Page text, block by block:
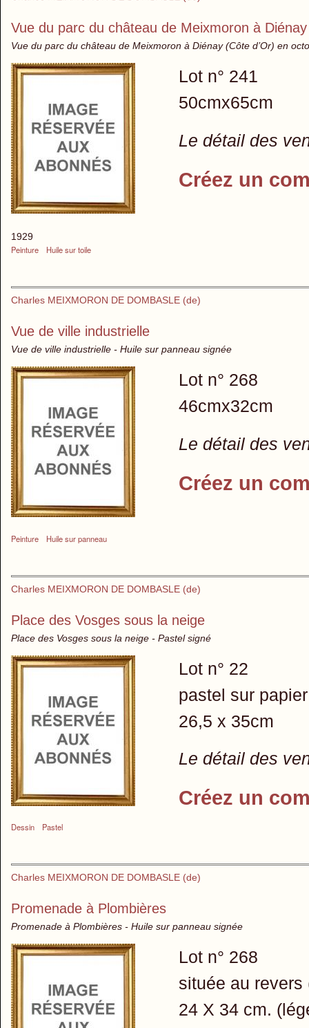
Vue du parc du château de Meixmoron à
Vue du parc du château de Meixmoron à Diénay (Côte d’Or) en
1929
Peinture
Huile sur toile
Lot n° 241
50cmx65cm
Le détail des
Créez un
Charles MEIXMORON DE DOMBASLE (de)
Vue de ville industrielle
Vue de ville industrielle - Huile sur panneau signée
Peinture Huile sur panneau
Lot n° 268
46cmx32cm
Le détail des
Créez un
Charles MEIXMORON DE DOMBASLE (de)
Place des Vosges sous la neige
Place des Vosges sous la neige - Pastel signé
Dessin Pastel
Lot n° 22
pastel sur
26,5 x 35cm
Le détail des
Créez un
Charles MEIXMORON DE DOMBASLE (de)
Promenade à Plombières
Promenade à Plombières - Huile sur panneau signée
Lot n° 268
située au
24 X 34 cm.